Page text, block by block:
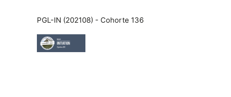
PGL-IN (202108) - Cohorte 136